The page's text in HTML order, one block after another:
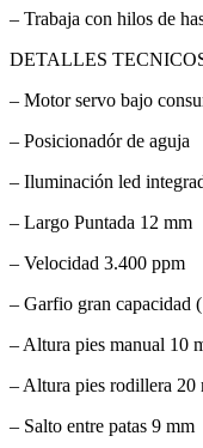
– Trabaja con hilos de
DETALLES
– Motor servo bajo
– Posicionadór de aguja
– Iluminación led
– Largo Puntada 12 mm
– Velocidad 3.400 ppm
– Garfio gran capacidad
– Altura pies manual 10
– Altura pies rodillera 20
– Salto entre patas 9 mm